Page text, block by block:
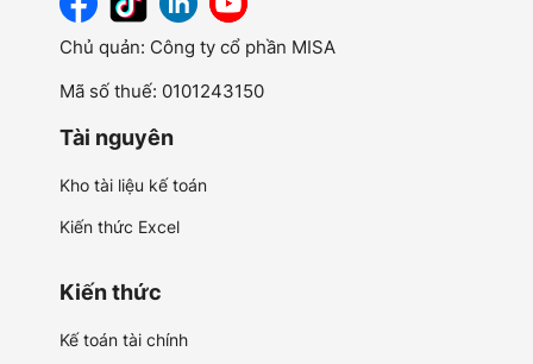
Chủ quản: Công ty cổ phần MISA
Mã số thuế: 0101243150
Tài nguyên
Kho tài liệu kế toán
Kiến thức Excel
Kiến thức
Kế toán tài chính